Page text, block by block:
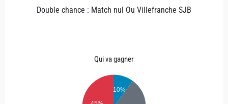
Double chance : Match nul Ou Villefranche SJB
Qui va gagner